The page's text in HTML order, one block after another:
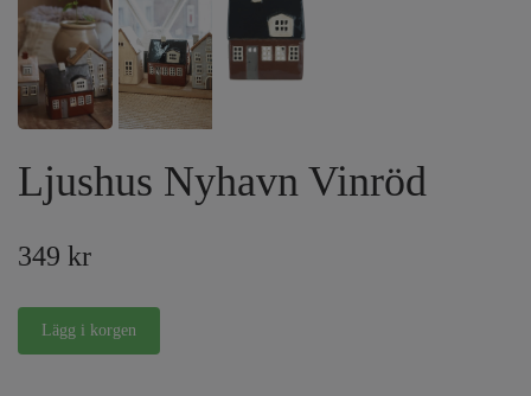
Ljushus Nyhavn Vinröd
349 kr